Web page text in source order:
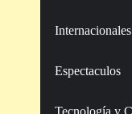
Internacionales
Espectaculos
Tecnología y